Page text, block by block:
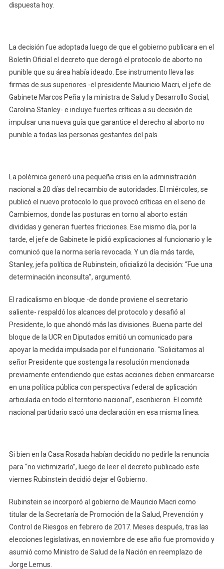
dispuesta hoy.
La decisión fue adoptada luego de que el gobierno publicara en el
Boletín Oficial el decreto que derogó el protocolo de aborto no
punible que su área había ideado. Ese instrumento lleva las
firmas de sus superiores -el presidente Mauricio Macri, el jefe de
Gabinete Marcos Peña y la ministra de Salud y Desarrollo Social,
Carolina Stanley- e incluye fuertes críticas a su decisión de
impulsar una nueva guía que garantice el derecho al aborto no
punible a todas las personas gestantes del país.
La polémica generó una pequeña crisis en la administración
nacional a 20 días del recambio de autoridades. El miércoles, se
publicó el nuevo protocolo lo que provocó críticas en el seno de
Cambiemos, donde las posturas en torno al aborto están
divididas y generan fuertes fricciones. Ese mismo día, por la
tarde, el jefe de Gabinete le pidió explicaciones al funcionario y le
comunicó que la norma sería revocada. Y un día más tarde,
Stanley, jefa política de Rubinstein, oficializó la decisión: “Fue una
determinación inconsulta”, argumentó.
El radicalismo en bloque -de donde proviene el secretario
saliente- respaldó los alcances del protocolo y desafió al
Presidente, lo que ahondó más las divisiones. Buena parte del
bloque de la UCR en Diputados emitió un comunicado para
apoyar la medida impulsada por el funcionario. “Solicitamos al
señor Presidente que sostenga la resolución mencionada
previamente entendiendo que estas acciones deben enmarcarse
en una política pública con perspectiva federal de aplicación
articulada en todo el territorio nacional”, escribieron. El comité
nacional partidario sacó una declaración en esa misma línea.
Si bien en la Casa Rosada habían decidido no pedirle la renuncia
para “no victimizarlo”, luego de leer el decreto publicado este
viernes Rubinstein decidió dejar el Gobierno.
Rubinstein se incorporó al gobierno de Mauricio Macri como
titular de la Secretaría de Promoción de la Salud, Prevención y
Control de Riesgos en febrero de 2017. Meses después, tras las
elecciones legislativas, en noviembre de ese año fue promovido y
asumió como Ministro de Salud de la Nación en reemplazo de
Jorge Lemus.